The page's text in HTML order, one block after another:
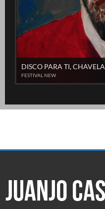
DISCO PARA TI, CHAVELA
FESTIVAL NEW